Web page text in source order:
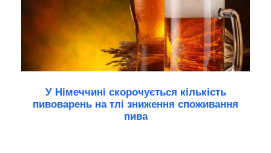
У Німеччині скорочується кількість
пивоварень на тлі зниження споживання
пива